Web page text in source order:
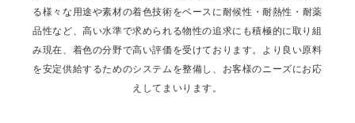
る様々な用途や素材の着色技術をベースに耐候性・耐熱性・耐薬
品性など、高い水準で求められる物性の追求にも積極的に取り組
み現在、着色の分野で高い評価を受けております。 より良い原料
を安定供給するためのシステムを整備し、お客様のニーズにお応
えしてまいります。